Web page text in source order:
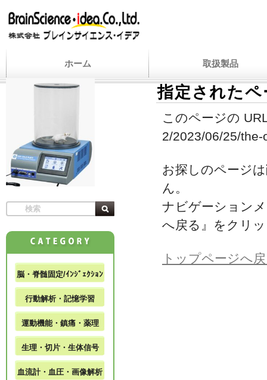
ホーム 取扱製品
指定された
このページの
2/2023/06/25/
お探しのページ
ん。
ナビゲーション
へ戻る』をクリ
トップページへ
脳・脊髄固定/ｲﾝｼﾞｪｸｼｮﾝ
行動解析・記憶学習
運動機能・鎮痛・薬理
生理・切片・生体信号
血流計・血圧・画像解析